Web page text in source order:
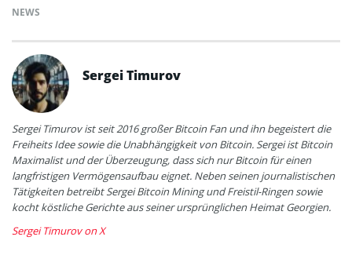
NEWS
Sergei Timurov
Sergei Timurov ist seit 2016 großer Bitcoin Fan und ihn begeistert die
Freiheits Idee sowie die Unabhängigkeit von Bitcoin. Sergei ist Bitcoin
Maximalist und der Überzeugung, dass sich nur Bitcoin für einen
langfristigen Vermögensaufbau eignet. Neben seinen journalistischen
Tätigkeiten betreibt Sergei Bitcoin Mining und Freistil-Ringen sowie
kocht köstliche Gerichte aus seiner ursprünglichen Heimat Georgien.
Sergei Timurov on X